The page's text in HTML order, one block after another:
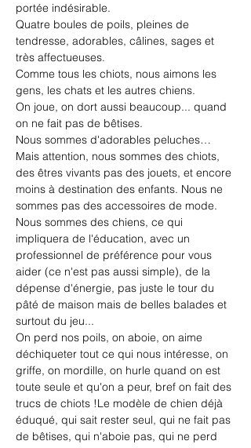
portée indésirable.
Quatre boules de poils, pleines de
tendresse, adorables, câlines, sages et
très affectueuses.
Comme tous les chiots, nous aimons les
gens, les chats et les autres chiens.
On joue, on dort aussi beaucoup... quand
on ne fait pas de bêtises.
Nous sommes d'adorables peluches…
Mais attention, nous sommes des chiots,
des êtres vivants pas des jouets, et encore
moins à destination des enfants. Nous ne
sommes pas des accessoires de mode.
Nous sommes des chiens, ce qui
impliquera de l'éducation, avec un
professionnel de préférence pour vous
aider (ce n'est pas aussi simple), de la
dépense d'énergie, pas juste le tour du
pâté de maison mais de belles balades et
surtout du jeu...
On perd nos poils, on aboie, on aime
déchiqueter tout ce qui nous intéresse, on
griffe, on mordille, on hurle quand on est
toute seule et qu'on a peur, bref on fait des
trucs de chiots !Le modèle de chien déjà
éduqué, qui sait rester seul, qui ne fait pas
de bêtises, qui n'aboie pas, qui ne perd